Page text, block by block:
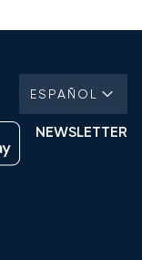
ESPAÑOL
NEWSLETTER